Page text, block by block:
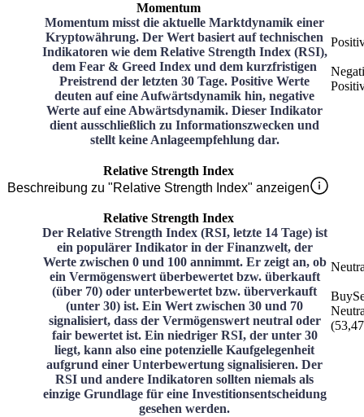
Momentum
Momentum misst die aktuelle Marktdynamik einer
Kryptowährung. Der Wert basiert auf technischen
Indikatoren wie dem Relative Strength Index (RSI),
dem Fear & Greed Index und dem kurzfristigen
Preistrend der letzten 30 Tage. Positive Werte
deuten auf eine Aufwärtsdynamik hin, negative
Werte auf eine Abwärtsdynamik. Dieser Indikator
dient ausschließlich zu Informationszwecken und
stellt keine Anlageempfehlung dar.
Relative Strength Index
Beschreibung zu "Relative Strength Index" anzeigen
Relative Strength Index
Der Relative Strength Index (RSI, letzte 14 Tage) ist
ein populärer Indikator in der Finanzwelt, der
Werte zwischen 0 und 100 annimmt. Er zeigt an, ob
ein Vermögenswert überbewertet bzw. überkauft
(über 70) oder unterbewertet bzw. überverkauft
(unter 30) ist. Ein Wert zwischen 30 und 70
signalisiert, dass der Vermögenswert neutral oder
fair bewertet ist. Ein niedriger RSI, der unter 30
liegt, kann also eine potenzielle Kaufgelegenheit
aufgrund einer Unterbewertung signalisieren. Der
RSI und andere Indikatoren sollten niemals als
einzige Grundlage für eine Investitionsentscheidung
gesehen werden.
Buy
(53,47